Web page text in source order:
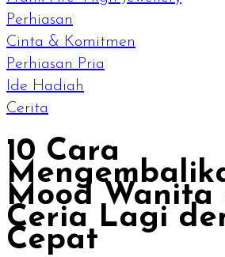
Perhiasan
Cinta & Komitmen
Perhiasan Pria
Ide Hadiah
Cerita
10 Cara
Mood Wanita
Ceria Lagi
Cepat